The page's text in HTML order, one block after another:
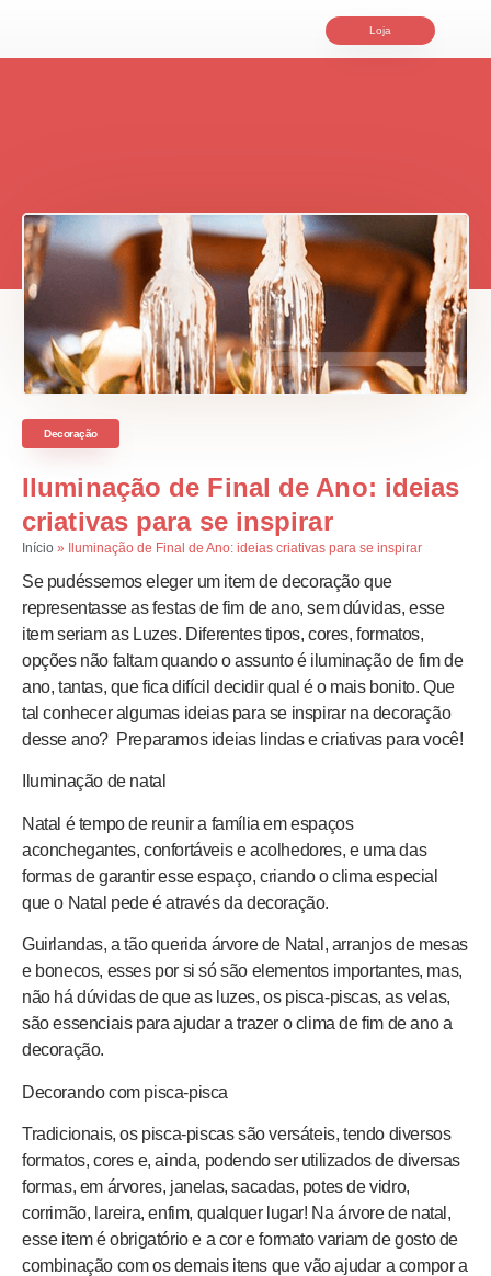
Loja
Decoração
Iluminação de Final de Ano: ideias
criativas para se inspirar
Início » Iluminação de Final de Ano: ideias criativas para se inspirar
Se pudéssemos eleger um item de decoração que
representasse as festas de fim de ano, sem dúvidas, esse
item seriam as Luzes. Diferentes tipos, cores, formatos,
opções não faltam quando o assunto é iluminação de fim de
ano, tantas, que fica difícil decidir qual é o mais bonito. Que
tal conhecer algumas ideias para se inspirar na decoração
desse ano? Preparamos ideias lindas e criativas para você!
Iluminação de natal
Natal é tempo de reunir a família em espaços
aconchegantes, confortáveis e acolhedores, e uma das
formas de garantir esse espaço, criando o clima especial
que o Natal pede é através da decoração.
Guirlandas, a tão querida árvore de Natal, arranjos de mesas
e bonecos, esses por si só são elementos importantes, mas,
não há dúvidas de que as luzes, os pisca-piscas, as velas,
são essenciais para ajudar a trazer o clima de fim de ano a
decoração.
Decorando com pisca-pisca
Tradicionais, os pisca-piscas são versáteis, tendo diversos
formatos, cores e, ainda, podendo ser utilizados de diversas
formas, em árvores, janelas, sacadas, potes de vidro,
corrimão, lareira, enfim, qualquer lugar! Na árvore de natal,
esse item é obrigatório e a cor e formato variam de gosto de
combinação com os demais itens que vão ajudar a compor a